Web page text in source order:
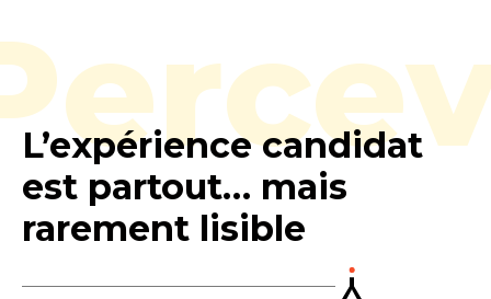
L’expérience candidat
est partout… mais
rarement lisible